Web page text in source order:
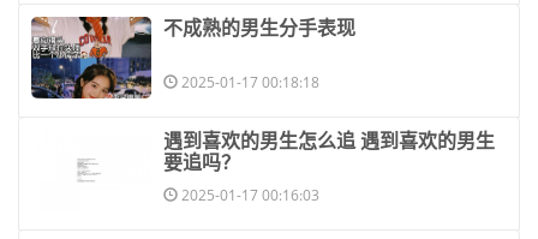
​不成熟的男生分手表现
2025-01-17 00:18:18
​遇到喜欢的男生怎么追 遇到喜欢的男生
要追吗？
2025-01-17 00:16:03